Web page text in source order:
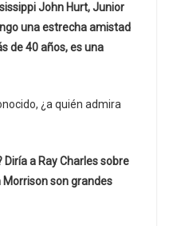
John Hurt, Junior
una estrecha amistad
de 40 años, es una
¿a quién admira
a Ray Charles sobre
Morrison son grandes